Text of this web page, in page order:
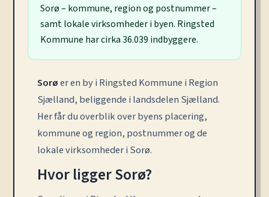
Sorø – kommune, region og postnummer –
samt lokale virksomheder i byen. Ringsted
Kommune har cirka 36.039 indbyggere.
Sorøer en by i Ringsted Kommune i Region
Sjælland, beliggende i landsdelen Sjælland.
Her får du overblik over byens placering,
kommune og region, postnummer og de
lokale virksomheder i Sorø.
Hvor ligger Sorø?